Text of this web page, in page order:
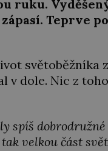
ruku.
Teprve
světoběžníka
v dole. Nic z
spíš
velkou část